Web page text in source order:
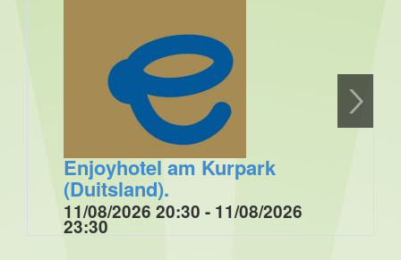
Enjoyhotel am Kurpark
(Duitsland).
11/08/2026 20:30 - 11/08/2026
23:30